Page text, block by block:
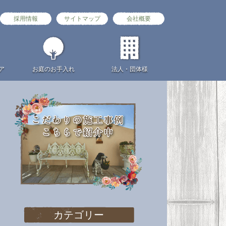
お庭のお手入れ 法人・団体様
採用情報 サイトマップ 会社概要
カテゴリー